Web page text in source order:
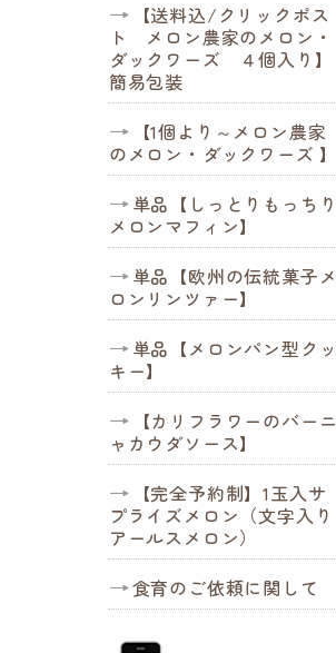
【送料込/クリックポス
ト メロン農家のメロン・
ダックワーズ ４個入り】
簡易包装
【1個より～メロン農家
のメロン・ダックワーズ 】
単品【しっとりもっちり
メロンマフィン】
単品【欧州の伝統菓子メ
ロンリンツァー】
単品【メロンパン型クッ
キー】
【カリフラワーのバーニ
ャカウダソース】
【完全予約制】1玉入サ
プライズメロン（文字入り
アールスメロン）
食育のご依頼に関して